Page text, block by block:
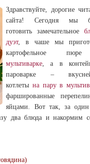
Здравствуйте, дорогие
сайта! Сегодня мы
готовить замечательное
дуэт, в чаше мы
картофельное
мультиварке, а в
пароварке –
котлеты на пару в
фаршированные
яйцами. Вот так, за
два блюда и накормим